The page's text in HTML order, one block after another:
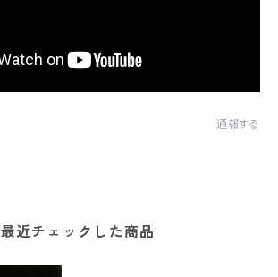
通報する
最近チェックした商品